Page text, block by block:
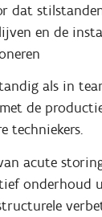
dat
en de
als in
de
techniekers.
acute
onderhoud